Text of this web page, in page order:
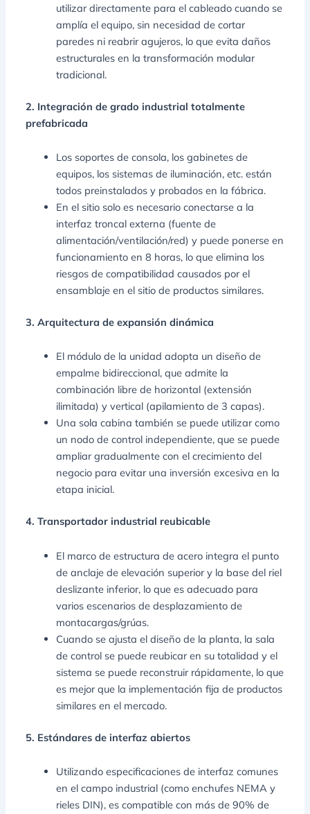
utilizar directamente para el cableado cuando se
amplía el equipo, sin necesidad de cortar
paredes ni reabrir agujeros, lo que evita daños
estructurales en la transformación modular
tradicional.
2. Integración de grado industrial totalmente
prefabricada
Los soportes de consola, los gabinetes de
equipos, los sistemas de iluminación, etc. están
todos preinstalados y probados en la fábrica.
En el sitio solo es necesario conectarse a la
interfaz troncal externa (fuente de
alimentación/ventilación/red) y puede ponerse en
funcionamiento en 8 horas, lo que elimina los
riesgos de compatibilidad causados por el
ensamblaje en el sitio de productos similares.
3. Arquitectura de expansión dinámica
El módulo de la unidad adopta un diseño de
empalme bidireccional, que admite la
combinación libre de horizontal (extensión
ilimitada) y vertical (apilamiento de 3 capas).
Una sola cabina también se puede utilizar como
un nodo de control independiente, que se puede
ampliar gradualmente con el crecimiento del
negocio para evitar una inversión excesiva en la
etapa inicial.
4. Transportador industrial reubicable
El marco de estructura de acero integra el punto
de anclaje de elevación superior y la base del riel
deslizante inferior, lo que es adecuado para
varios escenarios de desplazamiento de
montacargas/grúas.
Cuando se ajusta el diseño de la planta, la sala
de control se puede reubicar en su totalidad y el
sistema se puede reconstruir rápidamente, lo que
es mejor que la implementación fija de productos
similares en el mercado.
5. Estándares de interfaz abiertos
Utilizando especificaciones de interfaz comunes
en el campo industrial (como enchufes NEMA y
rieles DIN), es compatible con más de 90% de